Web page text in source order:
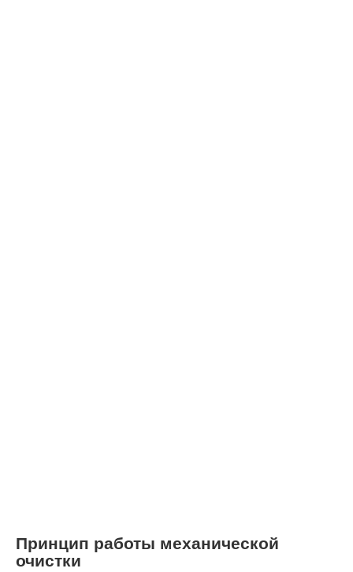
Принцип работы механической
очистки